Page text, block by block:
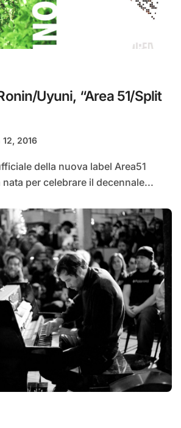
Uyuni, “Area 51/Split
12, 2016
per celebrare il decennale...